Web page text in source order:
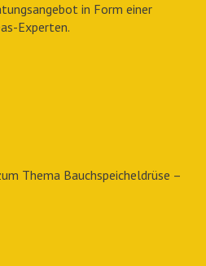
in Form einer
Experten.
Thema Bauchspeicheldrüse –